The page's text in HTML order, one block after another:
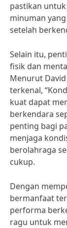
pastikan
minuman
setelah
Selain itu,
fisik dan
Menurut
terkenal,
kuat dapat
berkendara
penting bagi
menjaga
berolahraga
cukup.
Dengan
bermanfaat
performa
ragu untuk